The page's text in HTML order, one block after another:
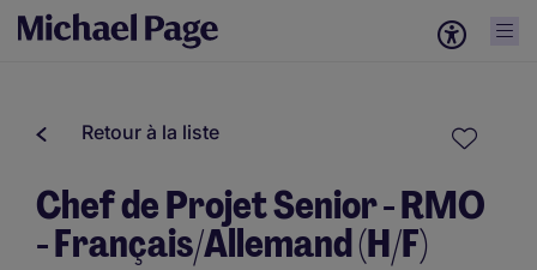
Retour à la liste
Chef de Projet Senior - RMO
- Français/Allemand (H/F)